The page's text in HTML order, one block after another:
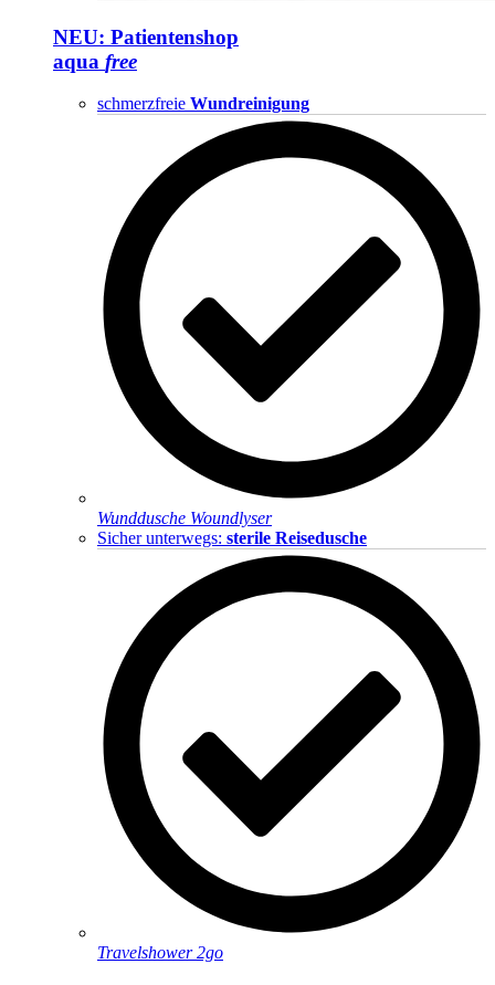
NEU: Patientenshop
aqua free
schmerzfreie Wundreinigung
Wunddusche Woundlyser
Sicher unterwegs: sterile Reisedusche
Travelshower 2go